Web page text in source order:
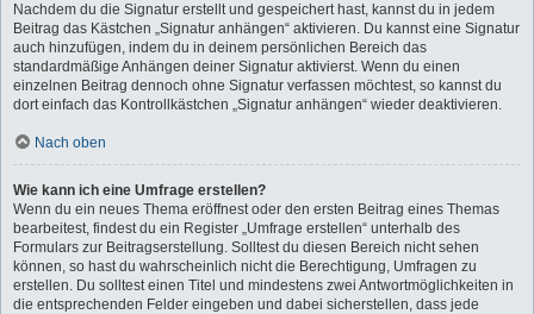
Nachdem du die Signatur erstellt und gespeichert hast, kannst du in jedem
Beitrag das Kästchen „Signatur anhängen“ aktivieren. Du kannst eine Signatur
auch hinzufügen, indem du in deinem persönlichen Bereich das
standardmäßige Anhängen deiner Signatur aktivierst. Wenn du einen
einzelnen Beitrag dennoch ohne Signatur verfassen möchtest, so kannst du
dort einfach das Kontrollkästchen „Signatur anhängen“ wieder deaktivieren.
Nach oben
Wie kann ich eine Umfrage erstellen?
Wenn du ein neues Thema eröffnest oder den ersten Beitrag eines Themas
bearbeitest, findest du ein Register „Umfrage erstellen“ unterhalb des
Formulars zur Beitragserstellung. Solltest du diesen Bereich nicht sehen
können, so hast du wahrscheinlich nicht die Berechtigung, Umfragen zu
erstellen. Du solltest einen Titel und mindestens zwei Antwortmöglichkeiten in
die entsprechenden Felder eingeben und dabei sicherstellen, dass jede